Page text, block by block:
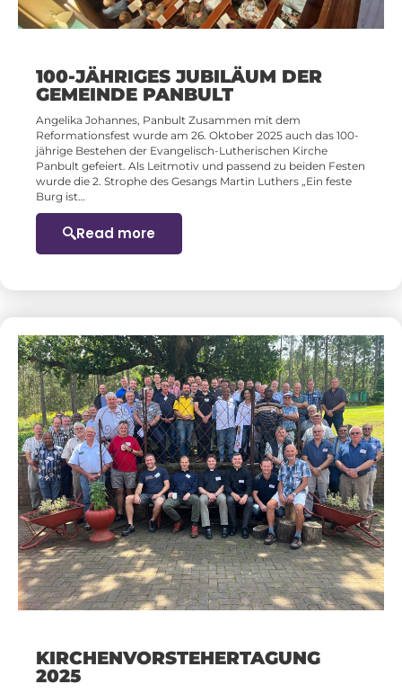
100-JÄHRIGES JUBILÄUM DER
GEMEINDE PANBULT
Angelika Johannes, Panbult Zusammen mit dem
Reformationsfest wurde am 26. Oktober 2025 auch das 100-
jährige Bestehen der Evangelisch-Lutherischen Kirche
Panbult gefeiert. Als Leitmotiv und passend zu beiden Festen
wurde die 2. Strophe des Gesangs Martin Luthers „Ein feste
Burg ist…
Read more
KIRCHENVORSTEHERTAGUNG
2025